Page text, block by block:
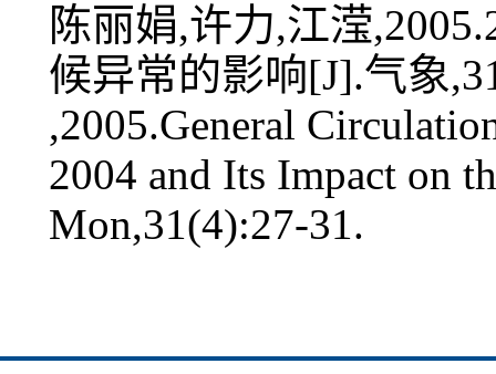
陈丽娟,许力,江滢
候异常的影响[J].气象
,2005.General
2004 and Its Impact on
Mon,31(4):27-31.